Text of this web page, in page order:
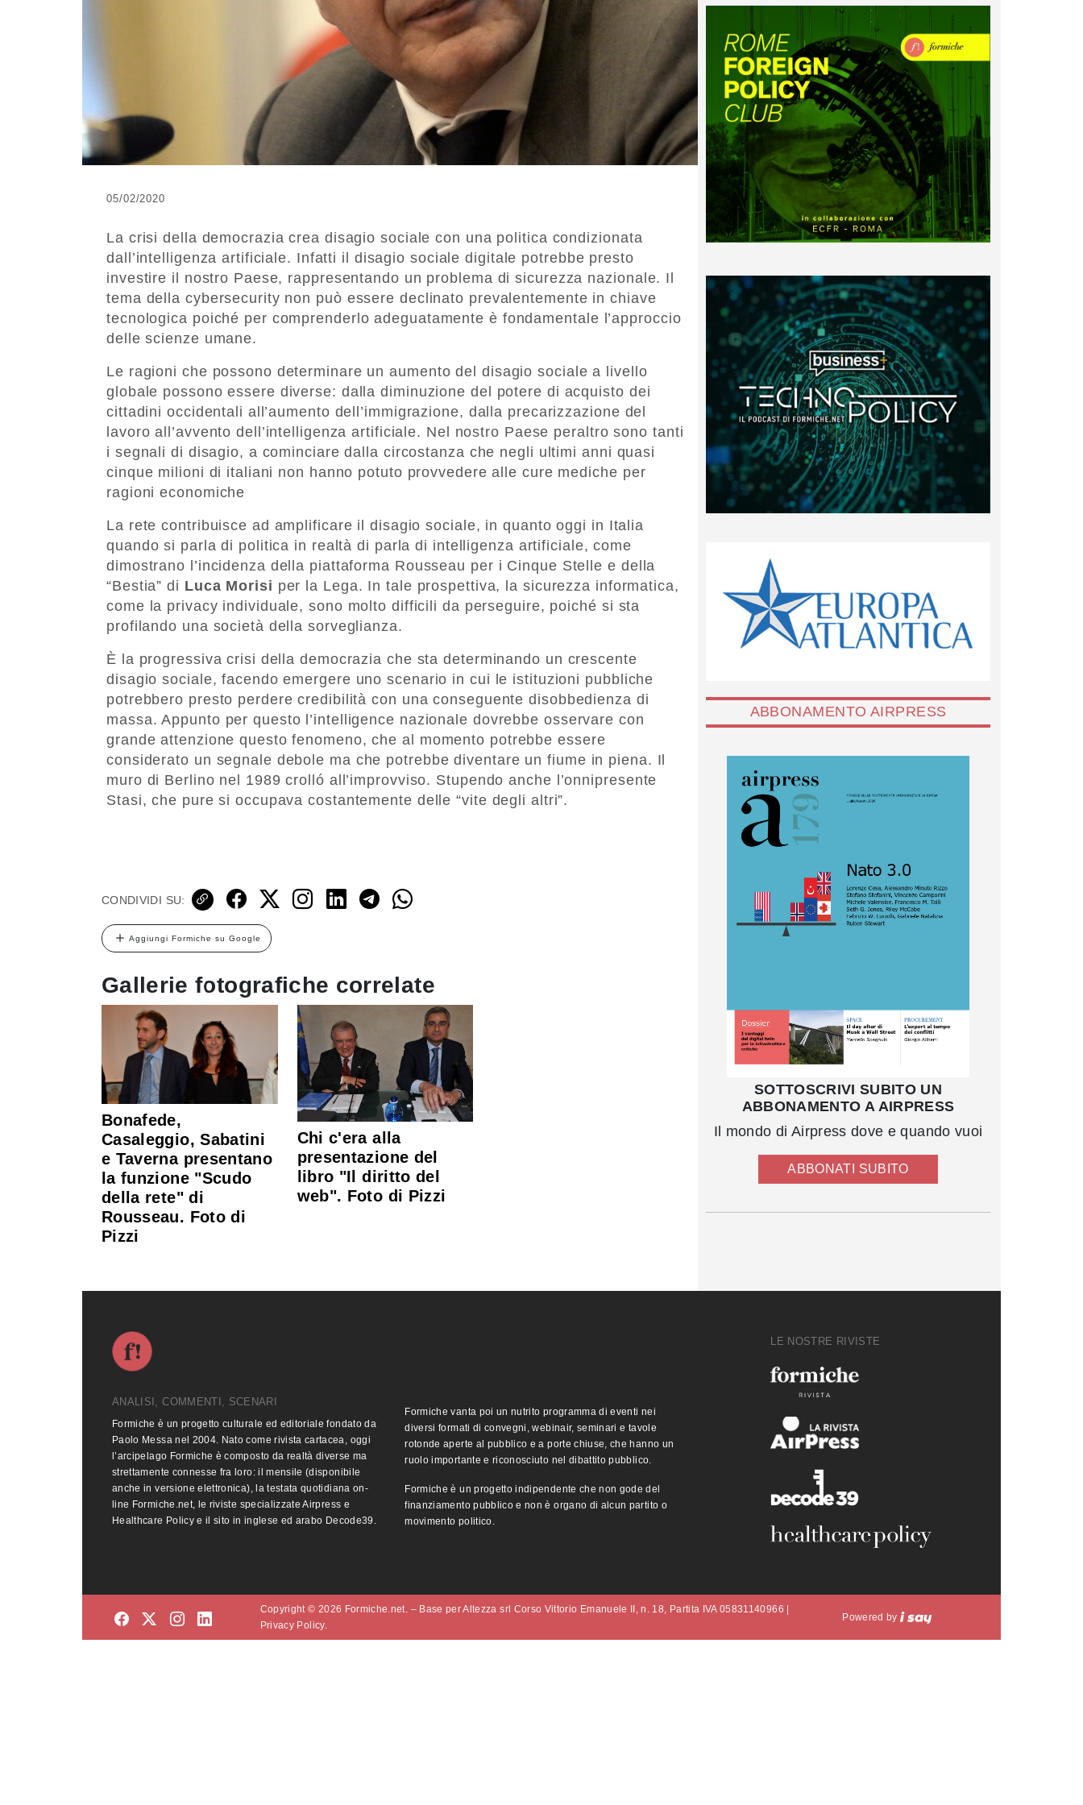
05/02/2020
La crisi della democrazia crea disagio sociale con una politica condizionata
dall’intelligenza artificiale. Infatti il disagio sociale digitale potrebbe presto
investire il nostro Paese, rappresentando un problema di sicurezza nazionale. Il
tema della cybersecurity non può essere declinato prevalentemente in chiave
tecnologica poiché per comprenderlo adeguatamente è fondamentale l’approccio
delle scienze umane.
Le ragioni che possono determinare un aumento del disagio sociale a livello
globale possono essere diverse: dalla diminuzione del potere di acquisto dei
cittadini occidentali all’aumento dell’immigrazione, dalla precarizzazione del
lavoro all’avvento dell’intelligenza artificiale. Nel nostro Paese peraltro sono tanti
i segnali di disagio, a cominciare dalla circostanza che negli ultimi anni quasi
cinque milioni di italiani non hanno potuto provvedere alle cure mediche per
ragioni economiche
La rete contribuisce ad amplificare il disagio sociale, in quanto oggi in Italia
quando si parla di politica in realtà di parla di intelligenza artificiale, come
dimostrano l’incidenza della piattaforma Rousseau per i Cinque Stelle e della
“Bestia” di Luca Morisi per la Lega. In tale prospettiva, la sicurezza informatica,
come la privacy individuale, sono molto difficili da perseguire, poiché si sta
profilando una società della sorveglianza.
È la progressiva crisi della democrazia che sta determinando un crescente
disagio sociale, facendo emergere uno scenario in cui le istituzioni pubbliche
potrebbero presto perdere credibilità con una conseguente disobbedienza di
massa. Appunto per questo l’intelligence nazionale dovrebbe osservare con
grande attenzione questo fenomeno, che al momento potrebbe essere
considerato un segnale debole ma che potrebbe diventare un fiume in piena. Il
muro di Berlino nel 1989 crolló all’improvviso. Stupendo anche l’onnipresente
Stasi, che pure si occupava costantemente delle “vite degli altri”.
CONDIVIDI SU:
Aggiungi Formiche su Google
Gallerie fotografiche correlate
Bonafede,
Casaleggio, Sabatini
e Taverna presentano
la funzione "Scudo
della rete" di
Rousseau. Foto di
Pizzi
Chi c'era alla
presentazione del
libro "Il diritto del
web". Foto di Pizzi
ABBONAMENTO AIRPRESS
SOTTOSCRIVI SUBITO UN
ABBONAMENTO A AIRPRESS
Il mondo di Airpress dove e quando vuoi
ABBONATI SUBITO
ANALISI, COMMENTI, SCENARI
Formiche è un progetto culturale ed editoriale fondato da
Paolo Messa nel 2004. Nato come rivista cartacea, oggi
l’arcipelago Formiche è composto da realtà diverse ma
strettamente connesse fra loro: il mensile (disponibile
anche in versione elettronica), la testata quotidiana on-
line Formiche.net, le riviste specializzate Airpress e
Healthcare Policy e il sito in inglese ed arabo Decode39.
Formiche vanta poi un nutrito programma di eventi nei
diversi formati di convegni, webinair, seminari e tavole
rotonde aperte al pubblico e a porte chiuse, che hanno un
ruolo importante e riconosciuto nel dibattito pubblico.
Formiche è un progetto indipendente che non gode del
finanziamento pubblico e non è organo di alcun partito o
movimento politico.
LE NOSTRE RIVISTE
Copyright © 2026 Formiche.net. – Base per Altezza srl Corso Vittorio Emanuele II, n. 18, Partita IVA 05831140966 |
Privacy Policy.
Powered by